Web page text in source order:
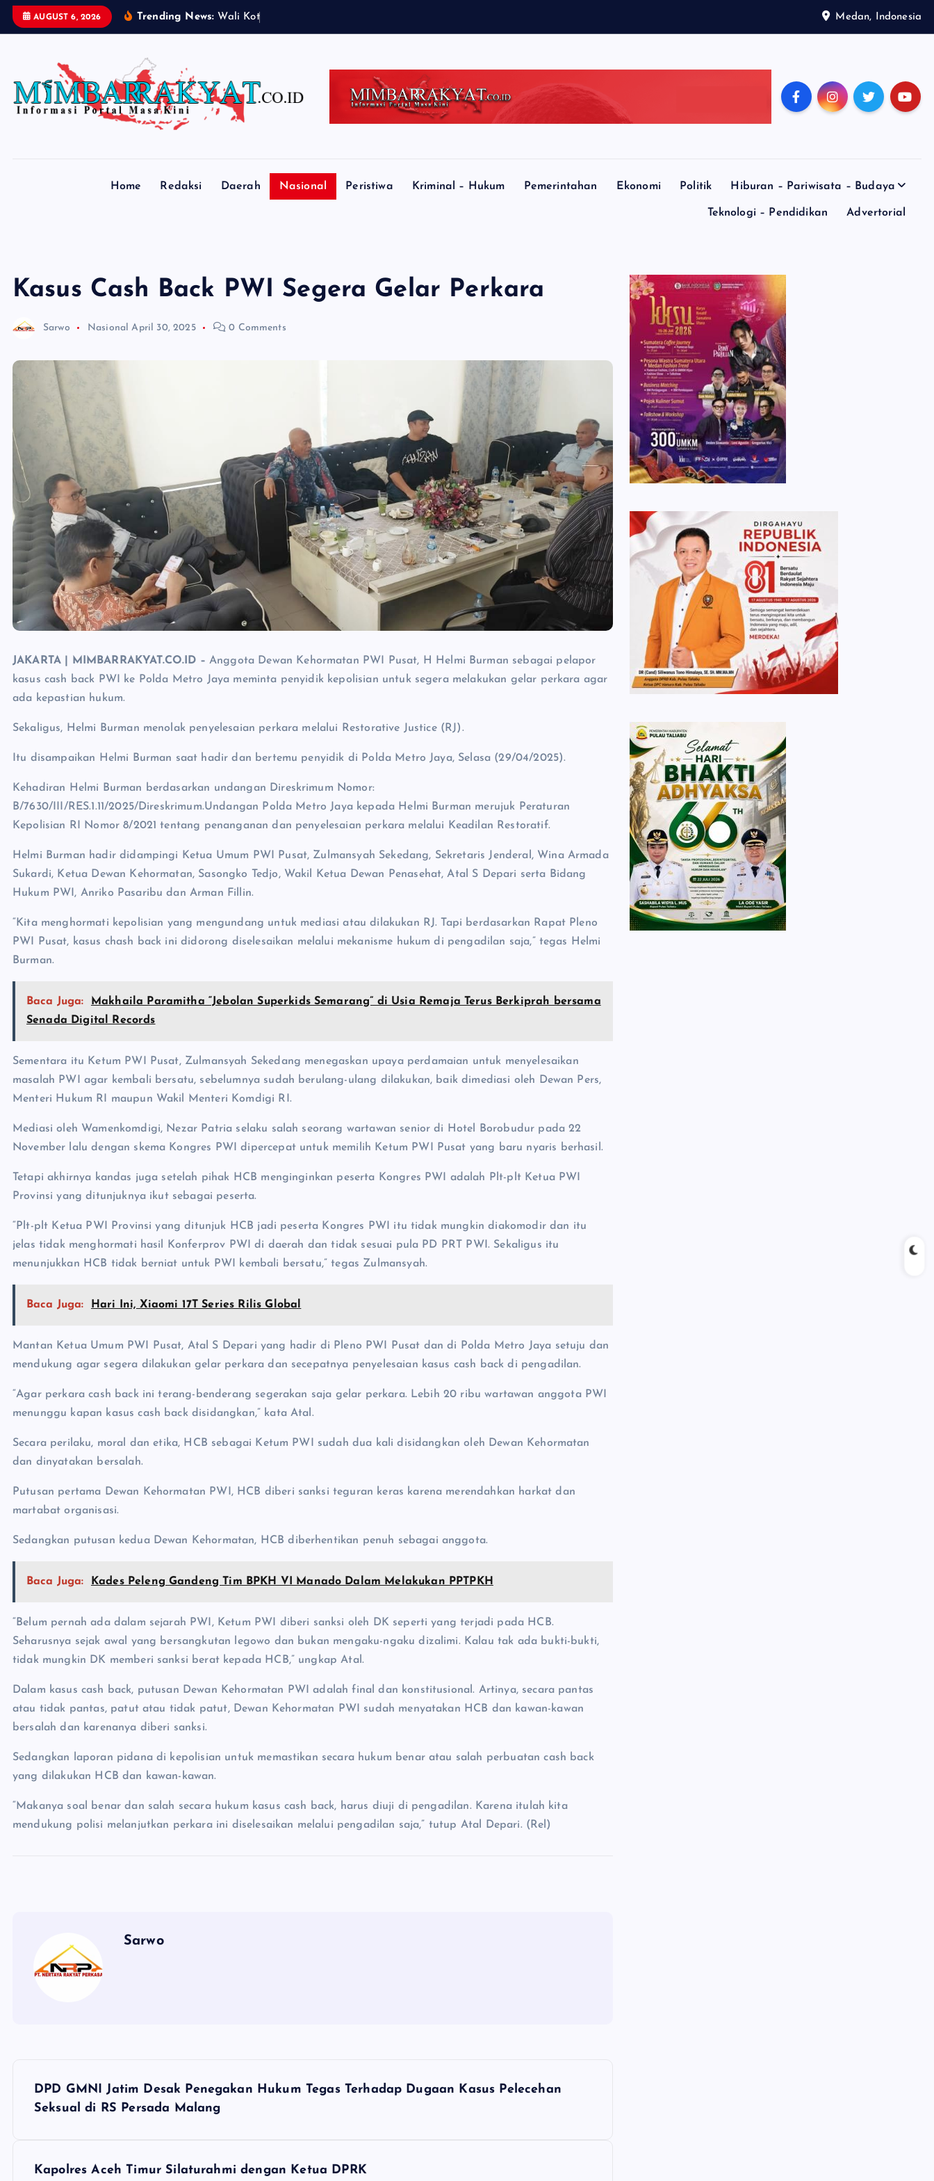
AUGUST 6, 2026 Trending News: Wa i Kota Medan, Indonesia
Home Redaksi Daerah Nasional Peristiwa Kriminal – Hukum Pemerintahan Ekonomi Politik Hiburan – Pariwisata – Budaya
Teknologi – Pendidikan Advertorial
Kasus Cash Back PWI Segera Gelar Perkara
Sarwo Nasional April 30, 2025 0 Comments
JAKARTA | MIMBARRAKYAT.CO.ID – Anggota Dewan Kehormatan PWI Pusat, H Helmi Burman sebagai pelapor
kasus cash back PWI ke Polda Metro Jaya meminta penyidik kepolisian untuk segera melakukan gelar perkara agar
ada kepastian hukum.
Sekaligus, Helmi Burman menolak penyelesaian perkara melalui Restorative Justice (RJ).
Itu disampaikan Helmi Burman saat hadir dan bertemu penyidik di Polda Metro Jaya, Selasa (29/04/2025).
Kehadiran Helmi Burman berdasarkan undangan Direskrimum Nomor:
B/7630/III/RES.1.11/2025/Direskrimum.Undangan Polda Metro Jaya kepada Helmi Burman merujuk Peraturan
Kepolisian RI Nomor 8/2021 tentang penanganan dan penyelesaian perkara melalui Keadilan Restoratif.
Helmi Burman hadir didampingi Ketua Umum PWI Pusat, Zulmansyah Sekedang, Sekretaris Jenderal, Wina Armada
Sukardi, Ketua Dewan Kehormatan, Sasongko Tedjo, Wakil Ketua Dewan Penasehat, Atal S Depari serta Bidang
Hukum PWI, Anriko Pasaribu dan Arman Fillin.
“Kita menghormati kepolisian yang mengundang untuk mediasi atau dilakukan RJ. Tapi berdasarkan Rapat Pleno
PWI Pusat, kasus chash back ini didorong diselesaikan melalui mekanisme hukum di pengadilan saja,” tegas Helmi
Burman.
Baca Juga:
Makhaila Paramitha “Jebolan Superkids Semarang” di Usia Remaja Terus Berkiprah bersama
Senada Digital Records
Sementara itu Ketum PWI Pusat, Zulmansyah Sekedang menegaskan upaya perdamaian untuk menyelesaikan
masalah PWI agar kembali bersatu, sebelumnya sudah berulang-ulang dilakukan, baik dimediasi oleh Dewan Pers,
Menteri Hukum RI maupun Wakil Menteri Komdigi RI.
Mediasi oleh Wamenkomdigi, Nezar Patria selaku salah seorang wartawan senior di Hotel Borobudur pada 22
November lalu dengan skema Kongres PWI dipercepat untuk memilih Ketum PWI Pusat yang baru nyaris berhasil.
Tetapi akhirnya kandas juga setelah pihak HCB menginginkan peserta Kongres PWI adalah Plt-plt Ketua PWI
Provinsi yang ditunjuknya ikut sebagai peserta.
“Plt-plt Ketua PWI Provinsi yang ditunjuk HCB jadi peserta Kongres PWI itu tidak mungkin diakomodir dan itu
jelas tidak menghormati hasil Konferprov PWI di daerah dan tidak sesuai pula PD PRT PWI. Sekaligus itu
menunjukkan HCB tidak berniat untuk PWI kembali bersatu,” tegas Zulmansyah.
Baca Juga: Hari Ini, Xiaomi 17T Series Rilis Global
Mantan Ketua Umum PWI Pusat, Atal S Depari yang hadir di Pleno PWI Pusat dan di Polda Metro Jaya setuju dan
mendukung agar segera dilakukan gelar perkara dan secepatnya penyelesaian kasus cash back di pengadilan.
“Agar perkara cash back ini terang-benderang segerakan saja gelar perkara. Lebih 20 ribu wartawan anggota PWI
menunggu kapan kasus cash back disidangkan,” kata Atal.
Secara perilaku, moral dan etika, HCB sebagai Ketum PWI sudah dua kali disidangkan oleh Dewan Kehormatan
dan dinyatakan bersalah.
Putusan pertama Dewan Kehormatan PWI, HCB diberi sanksi teguran keras karena merendahkan harkat dan
martabat organisasi.
Sedangkan putusan kedua Dewan Kehormatan, HCB diberhentikan penuh sebagai anggota.
Baca Juga: Kades Peleng Gandeng Tim BPKH VI Manado Dalam Melakukan PPTPKH
“Belum pernah ada dalam sejarah PWI, Ketum PWI diberi sanksi oleh DK seperti yang terjadi pada HCB.
Seharusnya sejak awal yang bersangkutan legowo dan bukan mengaku-ngaku dizalimi. Kalau tak ada bukti-bukti,
tidak mungkin DK memberi sanksi berat kepada HCB,” ungkap Atal.
Dalam kasus cash back, putusan Dewan Kehormatan PWI adalah final dan konstitusional. Artinya, secara pantas
atau tidak pantas, patut atau tidak patut, Dewan Kehormatan PWI sudah menyatakan HCB dan kawan-kawan
bersalah dan karenanya diberi sanksi.
Sedangkan laporan pidana di kepolisian untuk memastikan secara hukum benar atau salah perbuatan cash back
yang dilakukan HCB dan kawan-kawan.
“Makanya soal benar dan salah secara hukum kasus cash back, harus diuji di pengadilan. Karena itulah kita
mendukung polisi melanjutkan perkara ini diselesaikan melalui pengadilan saja,” tutup Atal Depari. (Rel)
Sarwo
DPD GMNI Jatim Desak Penegakan Hukum Tegas Terhadap Dugaan Kasus Pelecehan
Seksual di RS Persada Malang
Kapolres Aceh Timur Silaturahmi dengan Ketua DPRK